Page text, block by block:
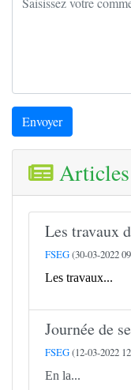
Envoyer
Articles
Les travaux
FSEG(30-03-2022
Les travaux...
Journée de
FSEG(12-03-2022
En la...